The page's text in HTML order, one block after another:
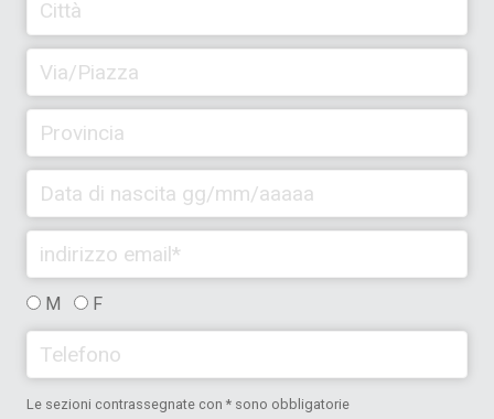
M F
Le sezioni contrassegnate con * sono obbligatorie